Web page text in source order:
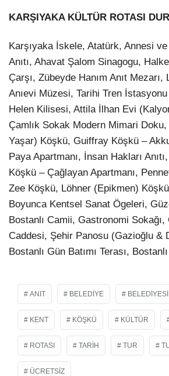
KARŞIYAKA KÜLTÜR ROTASI
Karşıyaka İskele, Atatürk, Annesi ve
Anıtı, Ahavat Şalom Sinagogu,
Çarşı, Zübeyde Hanım Anıt
Anıevi Müzesi, Tarihi Tren
Helen Kilisesi, Attila İlhan Evi
Çamlık Sokak Modern Mimari
Yaşar) Köşkü, Guiffray Köşkü –
Paya Apartmanı, İnsan Hakları
Köşkü – Çağlayan Apartmanı,
Zee Köşkü, Löhner (Epikmen)
Boyunca Kentsel Sanat Ögeleri,
Bostanlı Camii, Gastronomi Sokağı,
Caddesi, Şehir Panosu (Gazioğlu &
Bostanlı Gün Batımı Terası,
ANIT BELEDIYE BELEDIYESI
KENT KÖŞKÜ KÜLTÜR
ROTASI TARIH TUR
ÜCRETSIZ